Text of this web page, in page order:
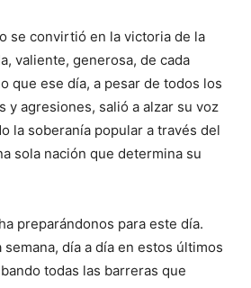
se convirtió en la victoria de la
valiente, generosa, de cada
que ese día, a pesar de todos los
y agresiones, salió a alzar su voz
la soberanía popular a través del
sola nación que determina su
preparándonos para este día.
semana, día a día en estos últimos
todas las barreras que